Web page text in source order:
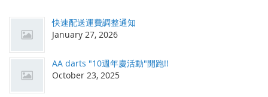
快速配送運費調整通知
January 27, 2026
AA darts "10週年慶活動"開跑!!
October 23, 2025